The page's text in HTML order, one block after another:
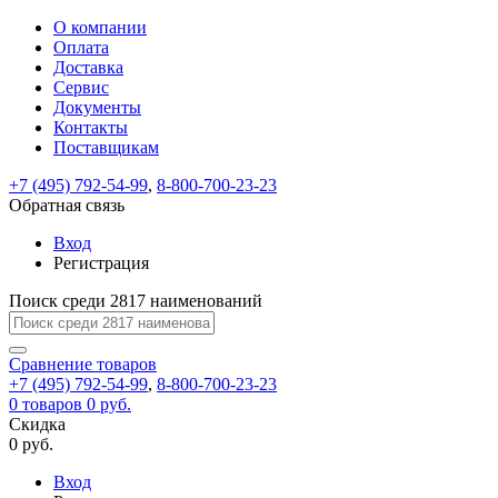
ВходРегистрация
Только
test@example.com
отправлена
по
ней
для
регистрации.
Ок
Только
Запомнить
меня
Забыли
Восстановление
пароля
Заполните
форму.
Мы
отправим
ссылку
на
указанный
электронный
адрес,
перейдя
по
которой
вы
новый
На
вашу
test@test.ru
отправлена
ссылка.
Перейдите
по
для
смены
пароля.
Введите
новый
пароль
Сменить
Пароль
успешно
Войти
Обратная
связь
Сообщение
пользовательского
соглашения
Ваше
сообщение
успешно
О компании
Оплата
Доставка
Сервис
Документы
Контакты
Поставщикам
+7 (495) 792-54-99, 8-800-700-23-23
Обратная связь
Вход
Регистрация
Поиск среди 2817 наименований
Сравнение товаров
+7 (495) 792-54-99, 8-800-700-23-23
0 товаров 0 руб.
Скидка
0 руб.
Вход